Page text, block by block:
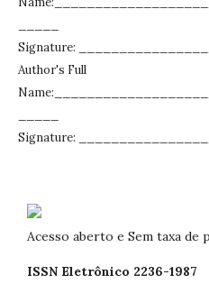
Signature:
Author's Full
Signature:
Acesso aberto e Sem taxa
ISSN Eletrônico 2236-1987